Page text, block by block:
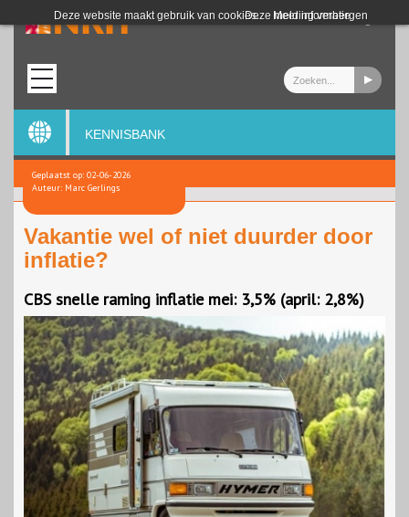
Deze website maakt gebruik van cookies. Meer informatie
Deze melding verbergen
Login
KENNISBANK
Geplaatst op: 02-06-2026
Auteur: Marc Gerlings
Vakantie wel of niet duurder door
inflatie?
CBS snelle raming inflatie mei: 3,5% (april: 2,8%)